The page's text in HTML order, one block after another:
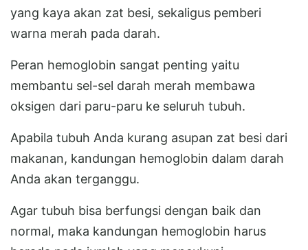
yang kaya akan zat besi, sekaligus pemberi
warna merah pada darah.
Peran hemoglobin sangat penting yaitu
membantu sel-sel darah merah membawa
oksigen dari paru-paru ke seluruh tubuh.
Apabila tubuh Anda kurang asupan zat besi dari
makanan, kandungan hemoglobin dalam darah
Anda akan terganggu.
Agar tubuh bisa berfungsi dengan baik dan
normal, maka kandungan hemoglobin harus